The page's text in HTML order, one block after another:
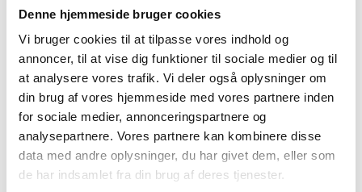
Denne hjemmeside bruger cookies
Vi bruger cookies til at tilpasse vores indhold og
annoncer, til at vise dig funktioner til sociale medier og til
at analysere vores trafik. Vi deler også oplysninger om
din brug af vores hjemmeside med vores partnere inden
for sociale medier, annonceringspartnere og
analysepartnere. Vores partnere kan kombinere disse
data med andre oplysninger, du har givet dem, eller som
de har indsamlet fra din brug af deres tjenester.
Få de bedste tilbud først!
Husk at tilmelde dig vores nyhedsbrev og vær først
til de bedste tilbud. Og bare rolig, vi spammer dig
ikke, men sender kun relevante tilbud og
informationer til dig.